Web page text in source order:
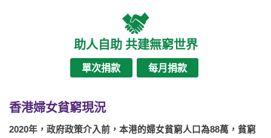
助人自助 共建無窮世界
單次捐款 每月捐款
香港婦女貧窮現況
2020年，政府政策介入前，本港的婦女貧窮人口為88萬，貧窮